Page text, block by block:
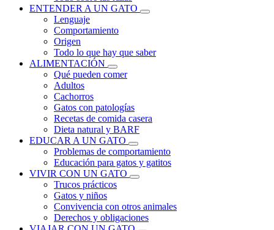
ENTENDER A UN GATO
Lenguaje
Comportamiento
Origen
Todo lo que hay que saber
ALIMENTACIÓN
Qué pueden comer
Adultos
Cachorros
Gatos con patologías
Recetas de comida casera
Dieta natural y BARF
EDUCAR A UN GATO
Problemas de comportamiento
Educación para gatos y gatitos
VIVIR CON UN GATO
Trucos prácticos
Gatos y niños
Convivencia con otros animales
Derechos y obligaciones